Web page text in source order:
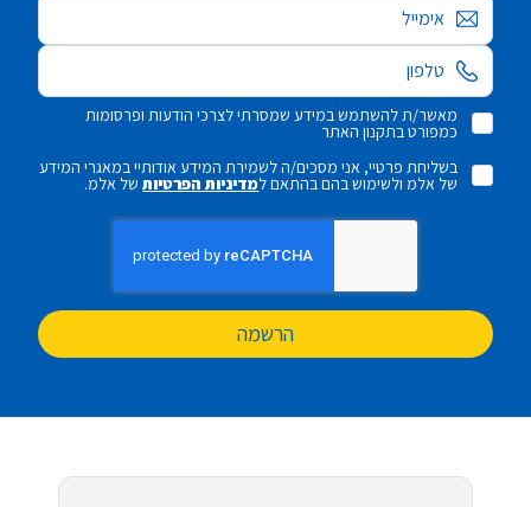
אימייל
מאשר/ת להשתמש במידע שמסרתי לצרכי הודעות ופרסומות
כמפורט בתקנון האתר
בשליחת פרטיי, אני מסכים/ה לשמירת המידע אודותיי במאגרי המידע
של אלמ ולשימוש בהם בהתאם למדיניות הפרטיותשל אלמ.
הרשמה